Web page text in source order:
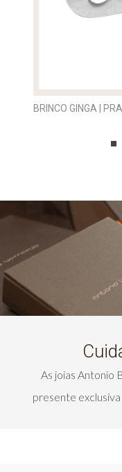
BRINCO GINGA |
As joias Antonio
presente